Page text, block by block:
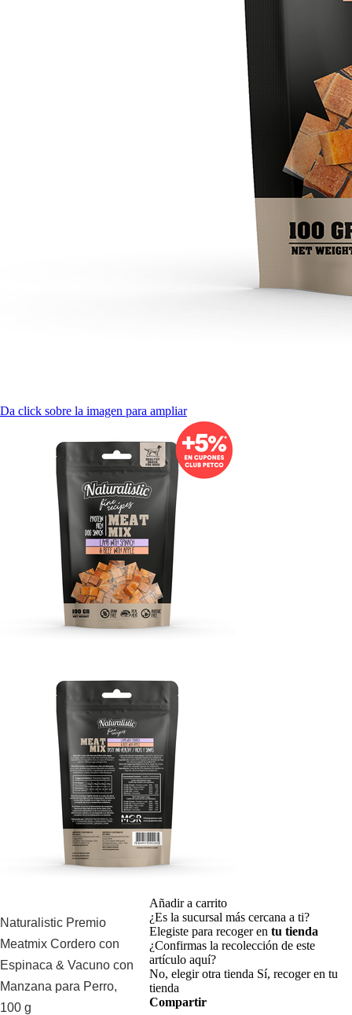
Da click sobre la imagen para ampliar
Naturalistic Premio
Meatmix Cordero con
Espinaca & Vacuno con
Manzana para Perro,
100 g
Añadir a carrito
¿Es la sucursal más cercana a ti?
Elegiste para recoger en tu tienda
¿Confirmas la recolección de este
artículo aquí?
No, elegir otra tienda Sí, recoger en tu
tienda
Compartir